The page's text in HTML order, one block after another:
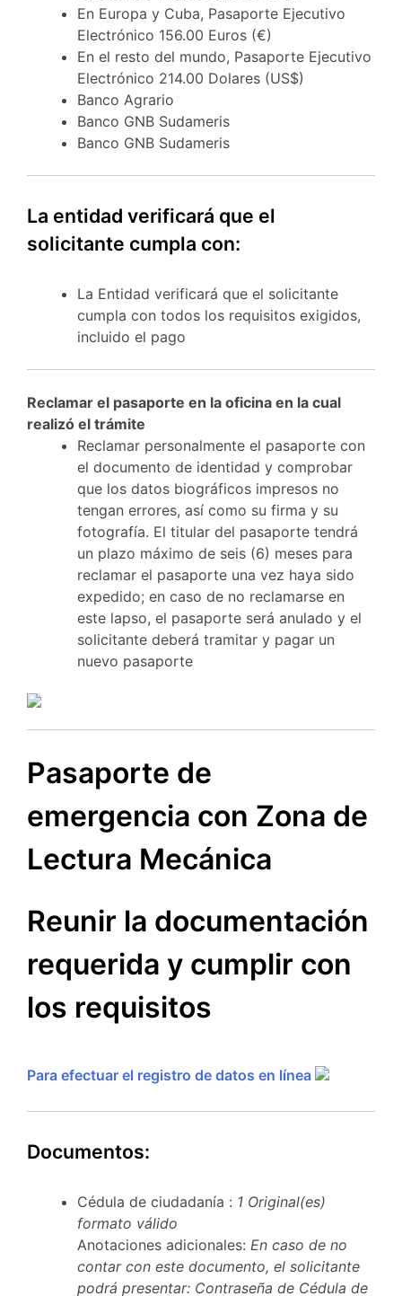
En Europa y Cuba, Pasaporte Ejecutivo
Electrónico 156.00 Euros (€)
En el resto del mundo, Pasaporte Ejecutivo
Electrónico 214.00 Dolares (US$)
Banco Agrario
Banco GNB Sudameris
Banco GNB Sudameris
La entidad verificará que el
solicitante cumpla con:
La Entidad verificará que el solicitante
cumpla con todos los requisitos exigidos,
incluido el pago
Reclamar el pasaporte en la oficina en la cual
realizó el trámite
Reclamar personalmente el pasaporte con
el documento de identidad y comprobar
que los datos biográficos impresos no
tengan errores, así como su firma y su
fotografía. El titular del pasaporte tendrá
un plazo máximo de seis (6) meses para
reclamar el pasaporte una vez haya sido
expedido; en caso de no reclamarse en
este lapso, el pasaporte será anulado y el
solicitante deberá tramitar y pagar un
nuevo pasaporte
Pasaporte de
emergencia con Zona de
Lectura Mecánica
Reunir la documentación
requerida y cumplir con
los requisitos
Para efectuar el registro de datos en línea
Documentos:
Cédula de ciudadanía : 1 Original(es)
formato válido
Anotaciones adicionales: En caso de no
contar con este documento, el solicitante
podrá presentar: Contraseña de Cédula de